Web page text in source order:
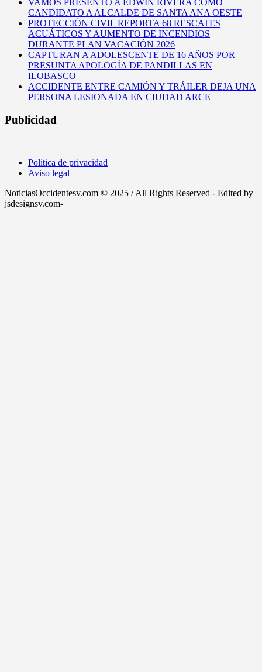
VAMOS PRESENTÓ A EDWIN RIVERA COMO
CANDIDATO A ALCALDE DE SANTA ANA OESTE
PROTECCIÓN CIVIL REPORTA 68 RESCATES
ACUÁTICOS Y AUMENTO DE INCENDIOS
DURANTE PLAN VACACIÓN 2026
CAPTURAN A ADOLESCENTE DE 16 AÑOS POR
PRESUNTA APOLOGÍA DE PANDILLAS EN
ILOBASCO
ACCIDENTE ENTRE CAMIÓN Y TRÁILER DEJA UNA
PERSONA LESIONADA EN CIUDAD ARCE
Publicidad
Política de privacidad
Aviso legal
NoticiasOccidentesv.com © 2025 / All Rights Reserved - Edited by
jsdesignsv.com-